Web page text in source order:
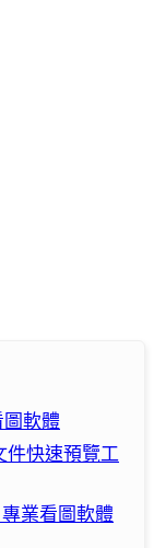
圖軟體
件快速預覽工
專業看圖軟體